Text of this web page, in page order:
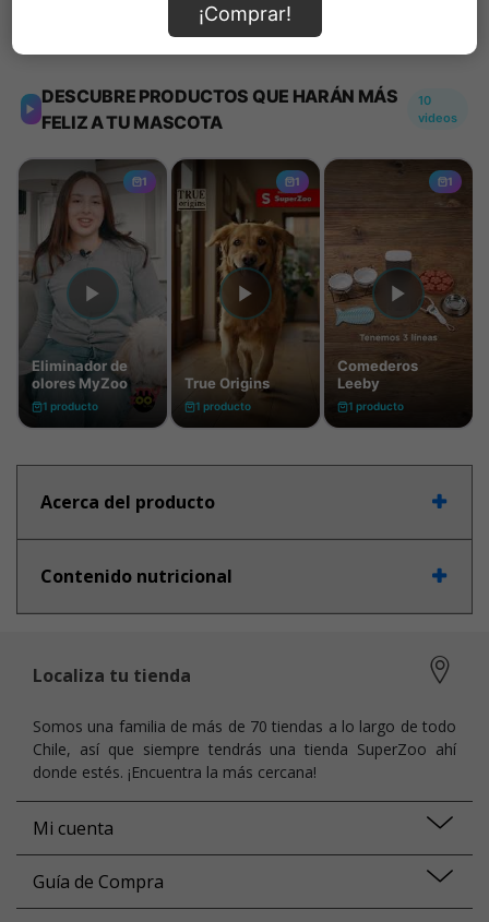
Información de envío
Acerca del producto
Contenido nutricional
¡Comprar!
Localiza tu tienda
Somos una familia de más de 70 tiendas a lo largo de todo
Chile, así que siempre tendrás una tienda SuperZoo ahí
donde estés. ¡Encuentra la más cercana!
Mi cuenta
Guía de Compra